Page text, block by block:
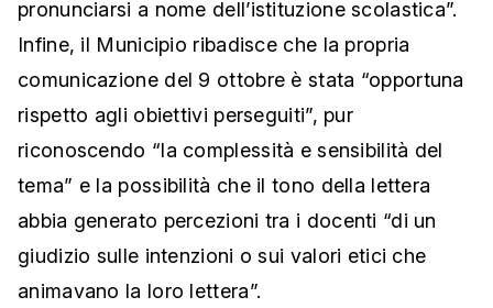
pronunciarsi a nome dell’istituzione scolastica”.
Infine, il Municipio ribadisce che la propria
comunicazione del 9 ottobre è stata “opportuna
rispetto agli obiettivi perseguiti”, pur
riconoscendo “la complessità e sensibilità del
tema” e la possibilità che il tono della lettera
abbia generato percezioni tra i docenti “di un
giudizio sulle intenzioni o sui valori etici che
animavano la loro lettera”.